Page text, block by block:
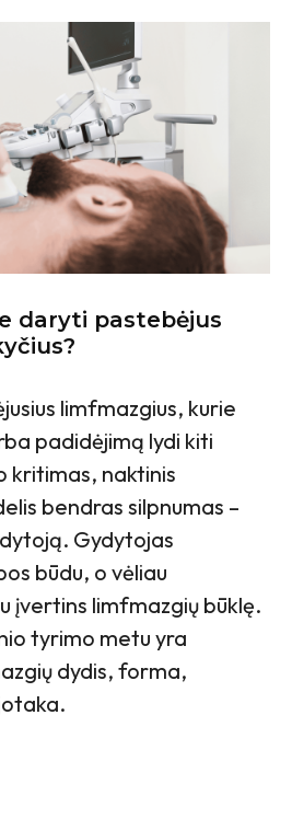
daryti pastebėjus
limfmazgius, kurie
padidėjimą lydi kiti
kritimas, naktinis
bendras silpnumas –
Gydytojas
būdu, o vėliau
įvertins limfmazgių būklę.
tyrimo metu yra
dydis, forma,